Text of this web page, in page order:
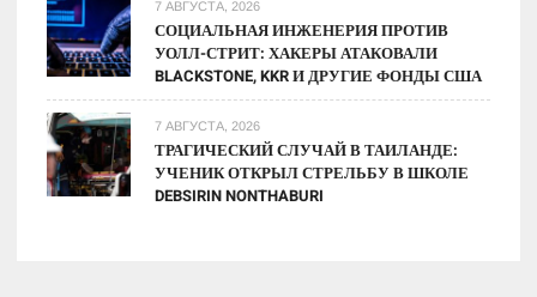
7 АВГУСТА, 2026
СОЦИАЛЬНАЯ ИНЖЕНЕРИЯ ПРОТИВ
УОЛЛ-СТРИТ: ХАКЕРЫ АТАКОВАЛИ
BLACKSTONE, KKR И ДРУГИЕ ФОНДЫ США
7 АВГУСТА, 2026
ТРАГИЧЕСКИЙ СЛУЧАЙ В ТАИЛАНДЕ:
УЧЕНИК ОТКРЫЛ СТРЕЛЬБУ В ШКОЛЕ
DEBSIRIN NONTHABURI